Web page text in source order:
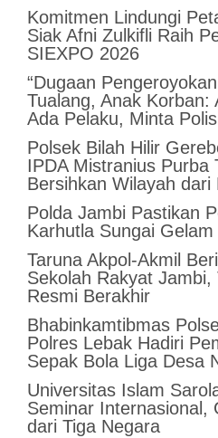
Komitmen Lindungi
Siak Afni Zulkifli Raih
SIEXPO 2026
“Dugaan
Tualang, Anak Korban:
Ada Pelaku, Minta
Polsek Bilah Hilir
IPDA Mistranius Purba
Bersihkan Wilayah dari
Polda Jambi Pastikan
Karhutla Sungai Gelam
Taruna Akpol-Akmil
Sekolah Rakyat
Resmi Berakhir
Bhabinkamtibmas
Polres Lebak Hadiri
Sepak Bola Liga Desa
Universitas Islam
Seminar Internasional,
dari Tiga Negara